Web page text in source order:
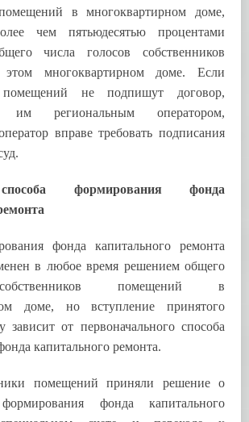
в многоквартирном доме,
чем пятьюдесятью процентами
числа голосов собственников
многоквартирном доме. Если
помещений не подпишут договор,
им региональным оператором,
вправе требовать подписания
формирования фонда
фонда капитального ремонта
в любое время решением общего
помещений в
доме, но вступление принятого
от первоначального способа
капитального ремонта.
помещений приняли решение о
фонда капитального